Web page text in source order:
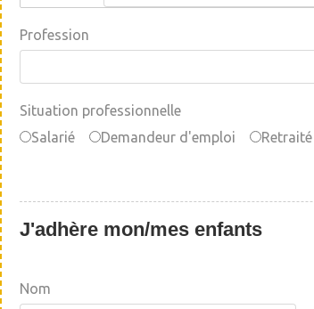
Profession
Situation professionnelle
Salarié
Demandeur d'emploi Retraité
J'adhère mon/mes enfants
Nom